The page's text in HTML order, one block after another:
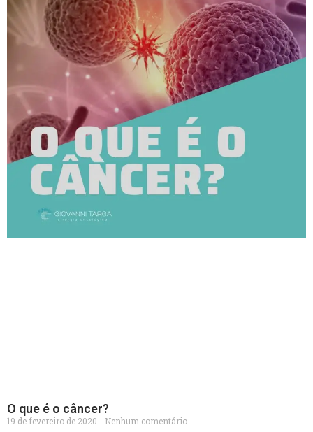
O que é o câncer?
19 de fevereiro de 2020
Nenhum comentário